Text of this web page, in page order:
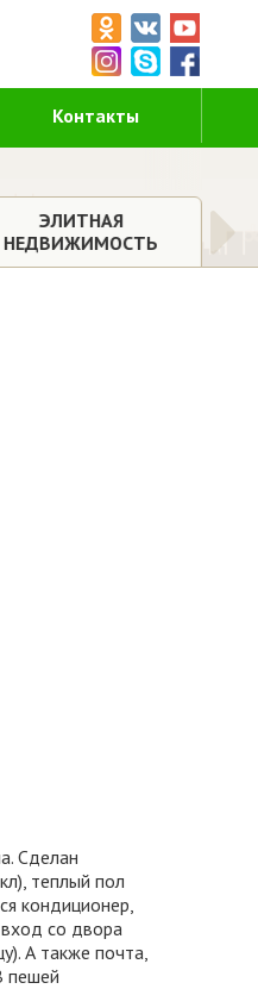
Контакты
ЭЛИТНАЯ
НЕДВИЖИМОСТЬ
Сделан
теплый пол
кондиционер,
со двора
А также почта,
пешей